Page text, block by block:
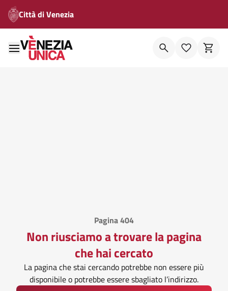
Città di Venezia
Pagina 404
Non riusciamo a trovare la pagina
che hai cercato
La pagina che stai cercando potrebbe non essere più
disponibile o potrebbe essere sbagliato l’indirizzo.